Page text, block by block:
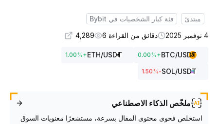
مبتدئ
فئة كبار الشخصيات في Bybit
دقائق من القراءة 6 4,289
BTC/USDT
+
0.00%
ETH/USDT
+
1.00%
SOL/USDT
-1.50
%
ملخّص الذكاء الاصطناعي
استخلص فحوى محتوى المقال بسرعة، مستشعرًا معنويات السوق